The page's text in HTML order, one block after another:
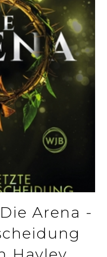
Arena -